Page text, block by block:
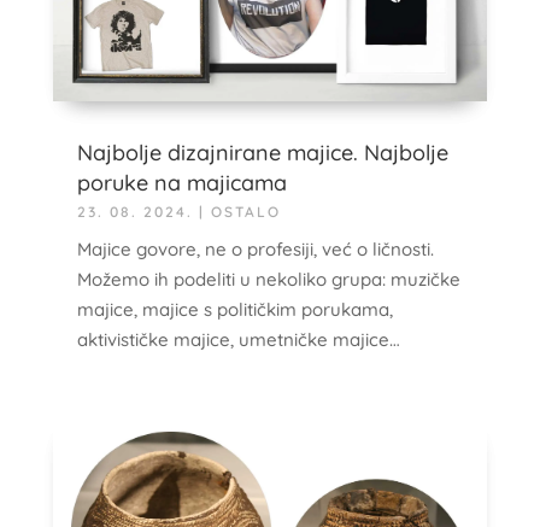
Najbolje dizajnirane majice. Najbolje
poruke na majicama
23. 08. 2024. | OSTALO
Majice govore, ne o profesiji, već o ličnosti.
Možemo ih podeliti u nekoliko grupa: muzičke
majice, majice s političkim porukama,
aktivističke majice, umetničke majice…